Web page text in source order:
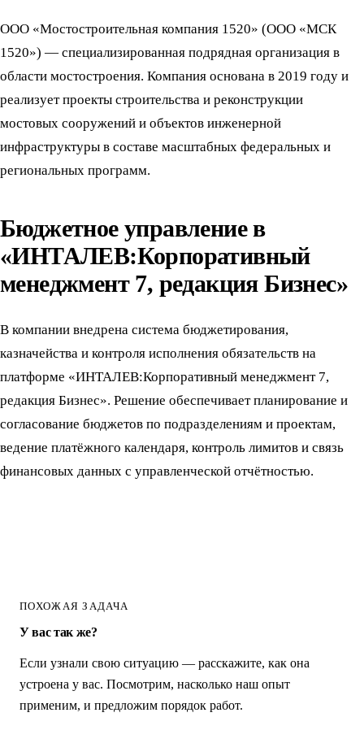
ООО «Мостостроительная компания 1520» (ООО «МСК
1520») — специализированная подрядная организация в
области мостостроения. Компания основана в 2019 году и
реализует проекты строительства и реконструкции
мостовых сооружений и объектов инженерной
инфраструктуры в составе масштабных федеральных и
региональных программ.
Бюджетное управление в
«ИНТАЛЕВ:Корпоративный
менеджмент 7, редакция Бизнес»
В компании внедрена система бюджетирования,
казначейства и контроля исполнения обязательств на
платформе «ИНТАЛЕВ:Корпоративный менеджмент 7,
редакция Бизнес». Решение обеспечивает планирование и
согласование бюджетов по подразделениям и проектам,
ведение платёжного календаря, контроль лимитов и связь
финансовых данных с управленческой отчётностью.
ПОХОЖАЯ ЗАДАЧА
У вас так же?
Если узнали свою ситуацию — расскажите, как она
устроена у вас. Посмотрим, насколько наш опыт
применим, и предложим порядок работ.